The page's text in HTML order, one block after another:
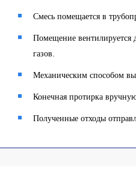
Смесь помещается в
Помещение вентилируется
газов.
Механическим способом
Конечная протирка
Полученные отходы